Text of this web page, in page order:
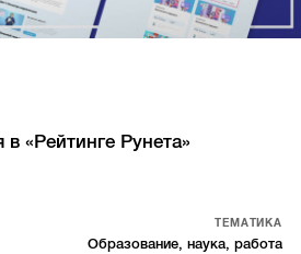
в «Рейтинге Рунета»
ТЕМАТИКА
Образование, наука, работа